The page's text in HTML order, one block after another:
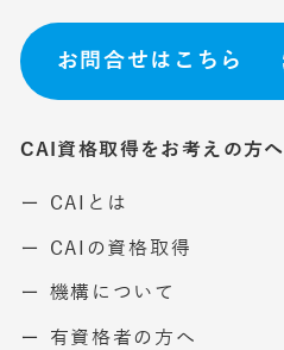
お問合せはこちら
CAI資格取得をお考えの方へ
ー CAIとは
ー CAIの資格取得
ー 機構について
ー 有資格者の方へ